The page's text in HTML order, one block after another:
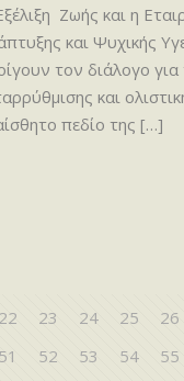
Ζωής και η
και Ψυχικής
τον διάλογο
και
πεδίο της […]
22 23 24 25 26
51 52 53 54 55